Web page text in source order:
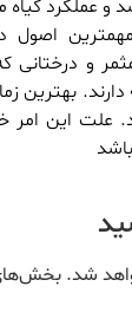
و عملکرد
اصول
و درختانی
بهترین
علت این امر
شد. بخش‌های